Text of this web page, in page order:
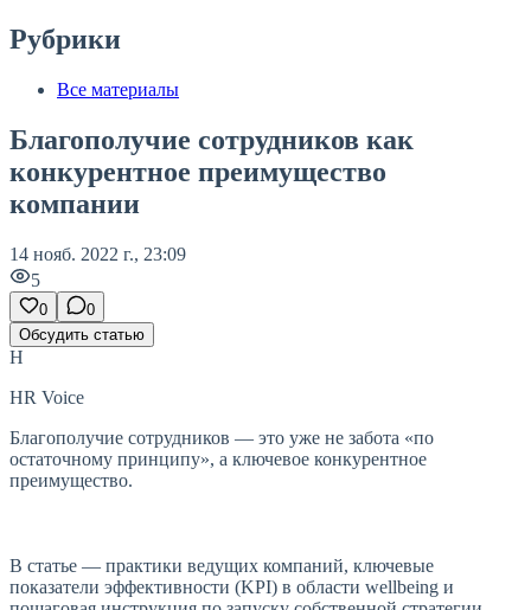
Рубрики
Все материалы
Благополучие сотрудников как
конкурентное преимущество
компании
14 нояб. 2022 г., 23:09
5
0
0
Обсудить статью
H
HR Voice
Благополучие сотрудников — это уже не забота «по
остаточному принципу», а ключевое конкурентное
преимущество.
В статье — практики ведущих компаний, ключевые
показатели эффективности (KPI) в области wellbeing и